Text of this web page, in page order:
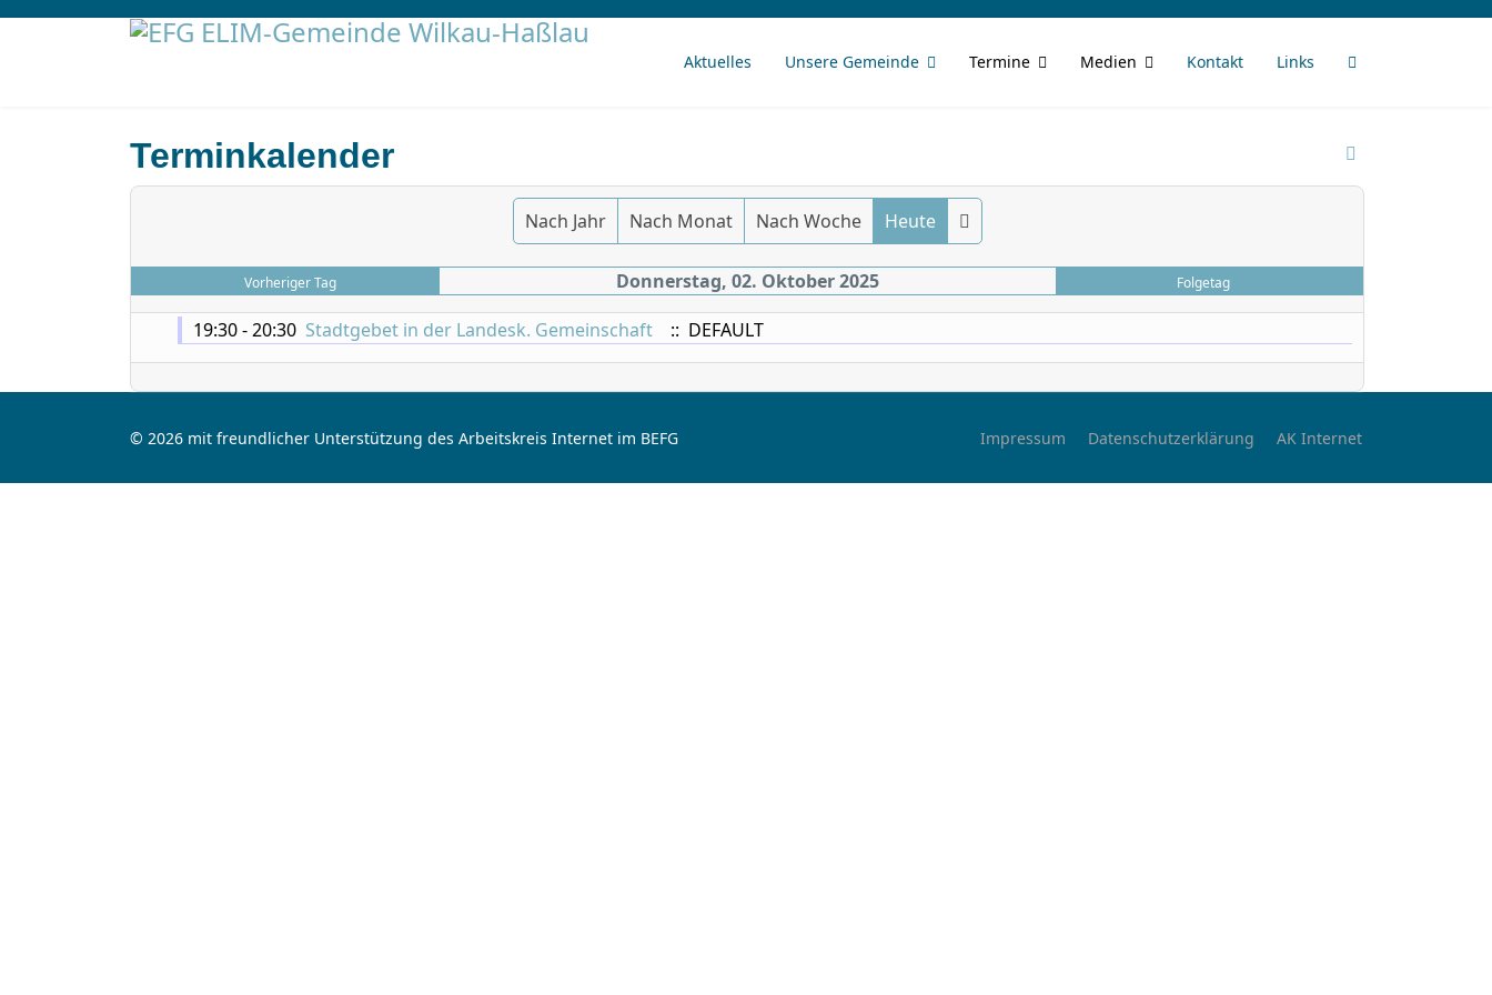
Aktuelles Unsere Gemeinde Termine Medien Kontakt Links
Terminkalender
Nach Jahr Nach Monat Nach Woche Heute
Vorheriger Tag Donnerstag, 02. Oktober 2025 Folgetag
19:30 - 20:30 Stadtgebet in der Landesk. Gemeinschaft :: DEFAULT
© 2026 mit freundlicher Unterstützung des Arbeitskreis Internet im BEFG Impressum Datenschutzerklärung AK Internet